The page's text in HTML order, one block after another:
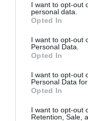
not limited to your
grant or deny
use your data for
consent section.
I want to opt-out
personal data.
Opted In
I want to opt-out
Personal Data.
Opted In
I want to opt-out
Personal Data
Opted In
I want to opt-out
Retention, Sale,